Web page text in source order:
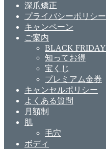
深爪矯正
プライバシーポリシー
キャンペーン
ご案内
BLACK FRIDAY
知ってお得
宝くじ
プレミアム金券
キャンセルポリシー
よくある質問
月額制
肌
毛穴
ボディ